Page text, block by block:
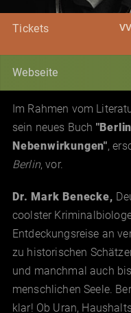
Tickets
Webseite
Im Rahmen vom
sein neues Buch
Nebenwirkungen",
Berlin, vor.
Dr. Mark Benecke,
coolster
Entdeckungsreise an
zu historischen
und manchmal auch
menschlichen Seele.
klar! Ob Uran,